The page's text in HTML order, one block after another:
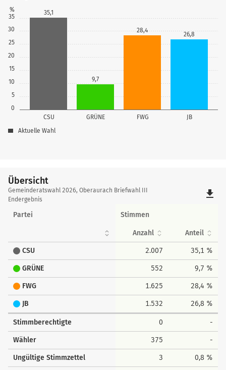
0
5
10
15
20
25
30
35
%
CSU GRÜNE FWG JB
35,1
9,7
28,4
26,8
Aktuelle Wahl
Übersicht
Übersicht
Gemeinderatswahl 2026, Oberaurach Briefwahl III
Endergebnis
file_download
Partei Stimmen
Anzahl Anteil
CSU 2.007 35,1 %
GRÜNE 552 9,7 %
FWG 1.625 28,4 %
JB 1.532 26,8 %
Stimmberechtigte 0 -
Wähler 375 -
Ungültige Stimmzettel 3 0,8 %